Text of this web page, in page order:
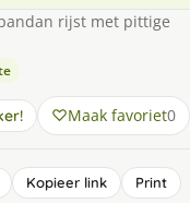
rijst met pittige
Maak favoriet0
Kopieer link Print